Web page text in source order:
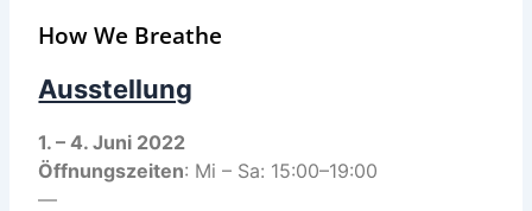
How We Breathe
Ausstellung
1. – 4. Juni 2022
Öffnungszeiten: Mi – Sa: 15:00–19:00
—